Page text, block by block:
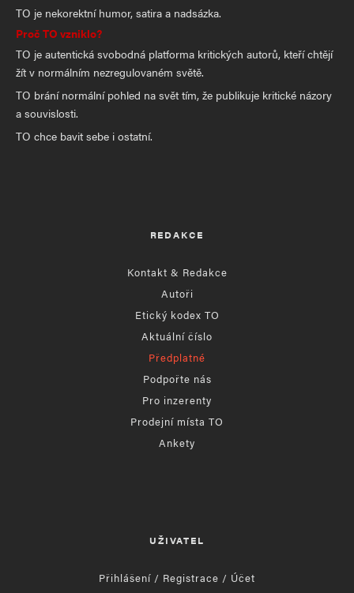
TO je nekorektní humor, satira a nadsázka.
Proč TO vzniklo?
TO je autentická svobodná platforma kritických autorů, kteří chtějí
žít v normálním nezregulovaném světě.
TO brání normální pohled na svět tím, že publikuje kritické názory
a souvislosti.
TO chce bavit sebe i ostatní.
REDAKCE
Kontakt & Redakce
Autoři
Etický kodex TO
Aktuální číslo
Předplatné
Podpořte nás
Pro inzerenty
Prodejní místa TO
Ankety
UŽIVATEL
Přihlášení / Registrace / Účet